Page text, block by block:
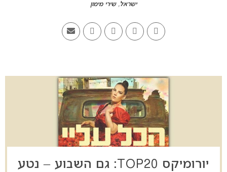
ישראל,שירי מימון
יורומיקס TOP20: גם השבוע – נטע